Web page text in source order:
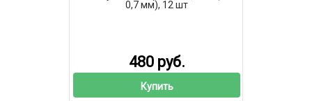
0,7 мм), 12 шт
480 руб.
Купить